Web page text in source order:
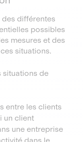
différentes
possibles
mesures et des
situations.
situations de
entre les clients
un client
une entreprise